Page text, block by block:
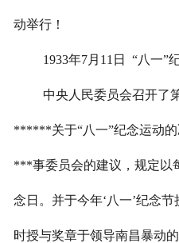
动举行！
1933年7月 11 日 “八一”
中央人民委员会召开了
******关于“八一”纪念运动
***事委员会的建议，规定以
念日。并于今年‘八一’纪念
时授与奖章于领导南昌暴动